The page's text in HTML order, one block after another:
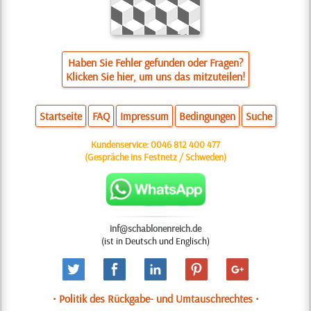
Haben Sie Fehler gefunden oder Fragen?
Klicken Sie hier, um uns das mitzuteilen!
Startseite FAQ Impressum Bedingungen Suche
Kundenservice:0046 812 400 477
(Gespräche ins Festnetz / Schweden)
inf@schablonenreich.de
(ist in Deutsch und Englisch)
• Politik des Rückgabe- und Umtauschrechtes •